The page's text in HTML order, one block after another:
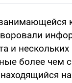
и
более чем